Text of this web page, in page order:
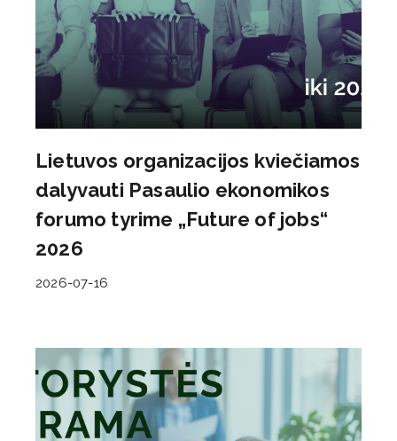
Lietuvos organizacijos kviečiamos
dalyvauti Pasaulio ekonomikos
forumo tyrime „Future of jobs“
2026
2026-07-16